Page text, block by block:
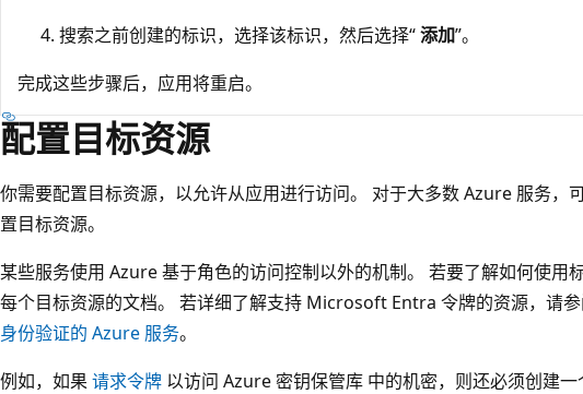
搜索之前创建的标识，选择该标识，然后选择“添加”。
完成这些步骤后，应用将重启。
配置目标资源
你需要配置目标资源，以允许从应用进行访问。 对于大多数 Azure 服务，
置目标资源。
某些服务使用 Azure 基于角色的访问控制以外的机制。 若要了解如何使用
每个目标资源的文档。 若详细了解支持 Microsoft Entra 令牌的资源，请
身份验证的 Azure 服务。
例如，如果 请求令牌 以访问 Azure 密钥保管库 中的机密，则还必须创建